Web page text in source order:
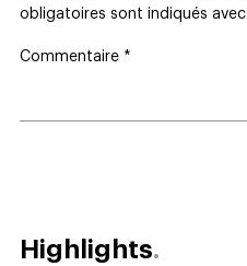
obligatoires sont indiqués avec
Commentaire *
Highlights